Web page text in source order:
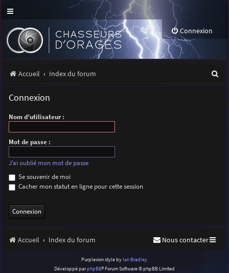
Connexion
Accueil Index du forum
Connexion
Nom d’utilisateur :
Mot de passe :
J’ai oublié mon mot de passe
Se souvenir de moi
Cacher mon statut en ligne pour cette session
Accueil Index du forum Nous contacter
Purplexion style by Ian Bradley
Développé parphpBB® Forum Software © phpBB Limited